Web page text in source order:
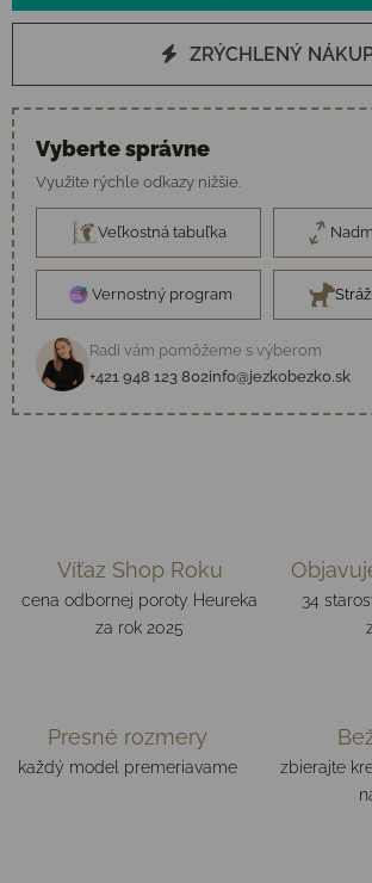
ZRÝCHLENÝ
Vyberte správne
Využite rýchle odkazy nižšie.
Veľkostná tabuľka
Vernostný program
Radi vám pomôžeme s výberom
+421 948 123 802info@jezkobezko.sk
Víťaz Shop Roku
cena odbornej poroty Heureka
za rok 2025
34
Presné rozmery
každý model premeriavame
zbierajte